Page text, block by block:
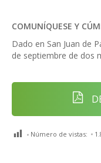
COMUNÍQUESE Y
Dado en San Juan de
de septiembre de dos
Número de vistas: